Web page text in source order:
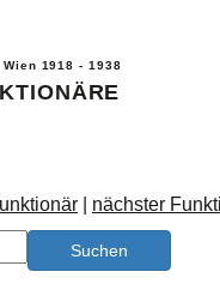
Wien 1918 - 1938
nächster